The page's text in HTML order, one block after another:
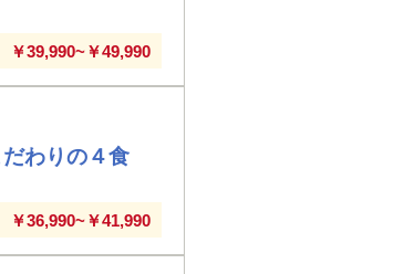
￥39,990~￥49,990
わりの４食
￥36,990~￥41,990